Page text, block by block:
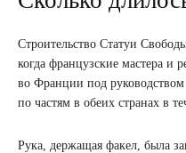
Строительство Статуи
когда французские мастера и
во Франции под
по частям в обеих странах в
Рука, держащая факел, была